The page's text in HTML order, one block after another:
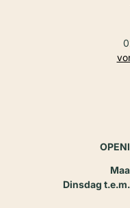
Dinsdag